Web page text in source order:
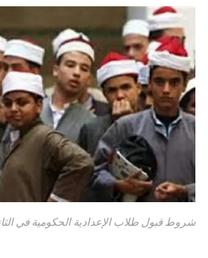
شروط قبول طلاب الإعدادية الحكومية في الثانوية